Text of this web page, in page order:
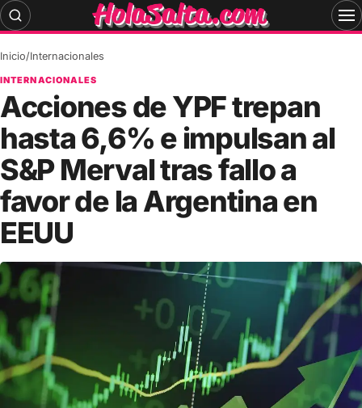
Skip
to
Inicio/Internacionales
INTERNACIONALES
Acciones de YPF trepan
hasta 6,6% e impulsan al
S&P Merval tras fallo a
favor de la Argentina en
EEUU